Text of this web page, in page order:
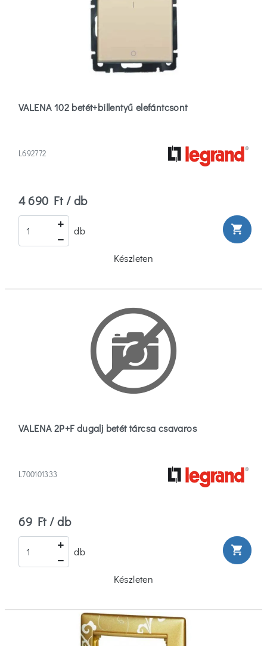
VALENA 102 betét+billentyű elefántcsont
L692772
4 690 Ft / db
db shopping_cart
Készleten
VALENA 2P+F dugalj betét tárcsa csavaros
L700101333
69 Ft / db
db shopping_cart
Készleten